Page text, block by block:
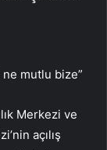
ne mutlu bize”
Merkezi ve
açılış